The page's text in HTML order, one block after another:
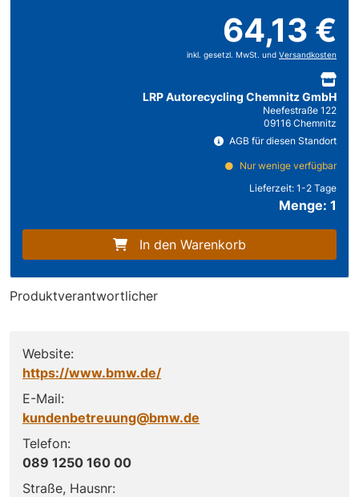
64,13 €
inkl. gesetzl. MwSt. und Versandkosten
LRP Autorecycling Chemnitz GmbH
Neefestraße 122
09116 Chemnitz
AGB für diesen Standort
Nur wenige verfügbar
Lieferzeit: 1-2 Tage
Menge: 1
In den Warenkorb
Produktverantwortlicher
Website:
https://www.bmw.de/
E-Mail:
kundenbetreuung@bmw.de
Telefon:
089 1250 160 00
Straße, Hausnr: